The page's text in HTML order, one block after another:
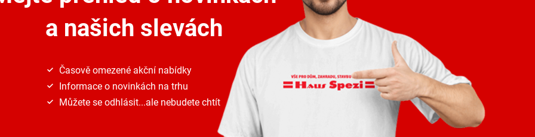
a našich slevách
Časově omezené akční nabídky
Informace o novinkách na trhu
Můžete se odhlásit...ale nebudete chtít